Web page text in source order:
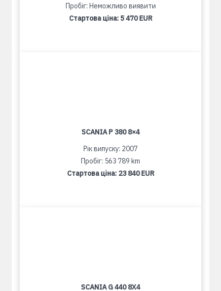
Пробіг: Неможливо виявити
Стартова ціна:5 470 EUR
SCANIA P 380 8×4
Рік випуску: 2007
Пробіг: 563 789 km
Стартова ціна: 23 840 EUR
SCANIA G 440 8X4